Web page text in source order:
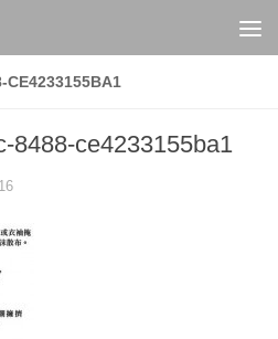
CE4233155BA1
8488-ce4233155ba1